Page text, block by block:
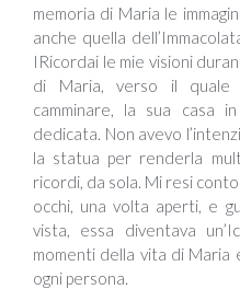
memoria di Maria le
anche quella
IRicordai le mie visioni
di Maria, verso il quale
camminare, la sua casa
dedicata. Non avevo
la statua per renderla
ricordi, da sola. Mi resi
occhi, una volta aperti, e
vista, essa diventava
momenti della vita di Maria
ogni persona.